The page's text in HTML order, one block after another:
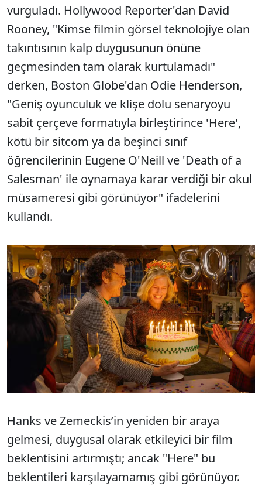
vurguladı. Hollywood Reporter'dan David
Rooney, "Kimse filmin görsel teknolojiye olan
takıntısının kalp duygusunun önüne
geçmesinden tam olarak kurtulamadı"
derken, Boston Globe'dan Odie Henderson,
"Geniş oyunculuk ve klişe dolu senaryoyu
sabit çerçeve formatıyla birleştirince 'Here',
kötü bir sitcom ya da beşinci sınıf
öğrencilerinin Eugene O'Neill ve 'Death of a
Salesman' ile oynamaya karar verdiği bir okul
müsameresi gibi görünüyor" ifadelerini
kullandı.
Hanks ve Zemeckis’in yeniden bir araya
gelmesi, duygusal olarak etkileyici bir film
beklentisini artırmıştı; ancak "Here" bu
beklentileri karşılayamamış gibi görünüyor.